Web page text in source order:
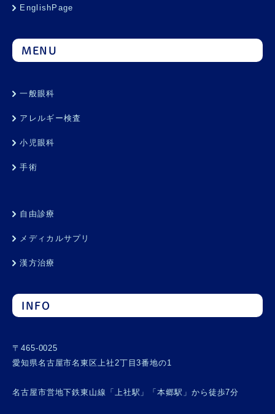
EnglishPage
MENU
一般眼科
アレルギー検査
小児眼科
手術
自由診療
メディカルサプリ
漢方治療
INFO
〒465-0025
愛知県名古屋市名東区上社2丁目3番地の1
名古屋市営地下鉄東山線「上社駅」「本郷駅」から徒歩7分